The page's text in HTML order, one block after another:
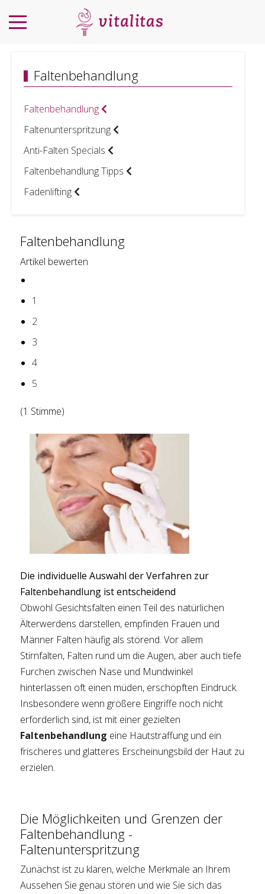
Faltenbehandlung
Faltenbehandlung
Faltenunterspritzung
Anti-Falten Specials
Faltenbehandlung Tipps
Fadenlifting
Faltenbehandlung
Artikel bewerten
1
2
3
4
5
(1 Stimme)
Die individuelle Auswahl der Verfahren zur
Faltenbehandlung ist entscheidend
Obwohl Gesichtsfalten einen Teil des natürlichen
Älterwerdens darstellen, empfinden Frauen und
Männer Falten häufig als störend. Vor allem
Stirnfalten, Falten rund um die Augen, aber auch tiefe
Furchen zwischen Nase und Mundwinkel
hinterlassen oft einen müden, erschöpften Eindruck.
Insbesondere wenn größere Eingriffe noch nicht
erforderlich sind, ist mit einer gezielten
Faltenbehandlung eine Hautstraffung und ein
frischeres und glatteres Erscheinungsbild der Haut zu
erzielen.
Die Möglichkeiten und Grenzen der
Faltenbehandlung -
Faltenunterspritzung
Zunächst ist zu klären, welche Merkmale an Ihrem
Aussehen Sie genau stören und wie Sie sich das